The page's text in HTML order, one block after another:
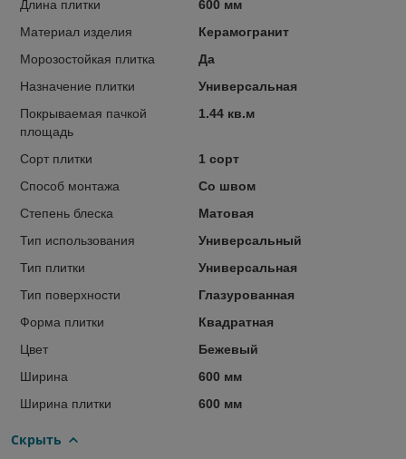
Длина плитки
600 мм
Материал изделия
Керамогранит
Морозостойкая плитка
Да
Назначение плитки
Универсальная
Покрываемая пачкой
площадь
1.44 кв.м
Сорт плитки
1 сорт
Способ монтажа
Со швом
Степень блеска
Матовая
Тип использования
Универсальный
Тип плитки
Универсальная
Тип поверхности
Глазурованная
Форма плитки
Квадратная
Цвет
Бежевый
Ширина
600 мм
Ширина плитки
600 мм
Скрыть